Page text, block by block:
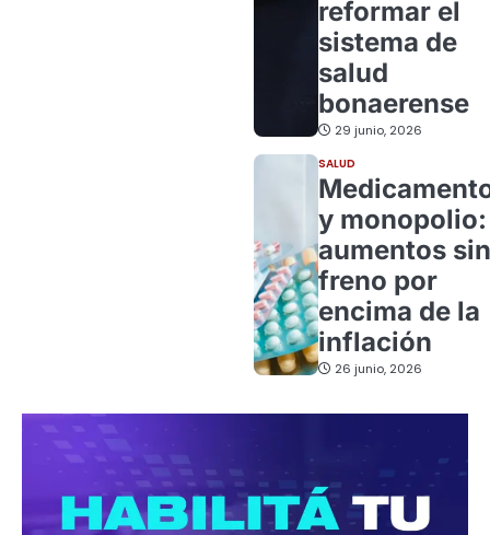
reformar el
sistema de
salud
bonaerense
29 junio, 2026
SALUD
y monopolio:
aumentos sin
freno por
encima de la
inflación
26 junio, 2026